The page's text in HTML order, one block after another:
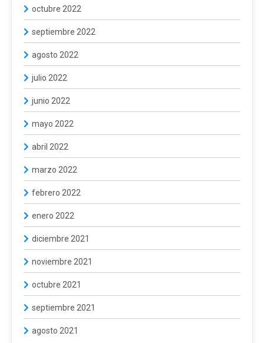
octubre 2022
septiembre 2022
agosto 2022
julio 2022
junio 2022
mayo 2022
abril 2022
marzo 2022
febrero 2022
enero 2022
diciembre 2021
noviembre 2021
octubre 2021
septiembre 2021
agosto 2021